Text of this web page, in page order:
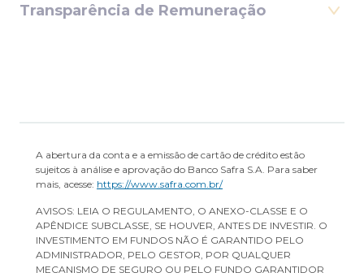
Transparência de Remuneração
A abertura da conta e a emissão de cartão de crédito estão
sujeitos à análise e aprovação do Banco Safra S.A. Para saber
mais, acesse: https://www.safra.com.br/
AVISOS: LEIA O REGULAMENTO, O ANEXO-CLASSE E O
APÊNDICE SUBCLASSE, SE HOUVER, ANTES DE INVESTIR. O
INVESTIMENTO EM FUNDOS NÃO É GARANTIDO PELO
ADMINISTRADOR, PELO GESTOR, POR QUALQUER
MECANISMO DE SEGURO OU PELO FUNDO GARANTIDOR